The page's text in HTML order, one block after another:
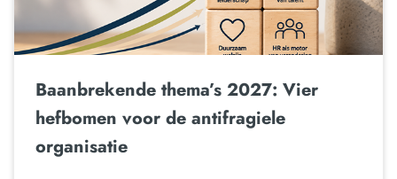
Baanbrekende thema’s 2027: Vier
hefbomen voor de antifragiele
organisatie